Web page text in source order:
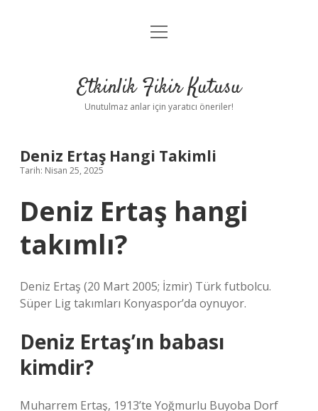
Anasayfa
Yasal Uyarı
menüyü
Etkinlik Fikir Kutusu
Unutulmaz anlar için yaratıcı öneriler!
Deniz Ertaş Hangi Takimli
Tarih: Nisan 25, 2025
Deniz Ertaş hangi
takımlı?
Deniz Ertaş (20 Mart 2005; İzmir) Türk futbolcu.
Süper Lig takımları Konyaspor’da oynuyor.
Deniz Ertaş’ın babası
kimdir?
Muharrem Ertaş, 1913’te Yoğmurlu Buyoba Dorf